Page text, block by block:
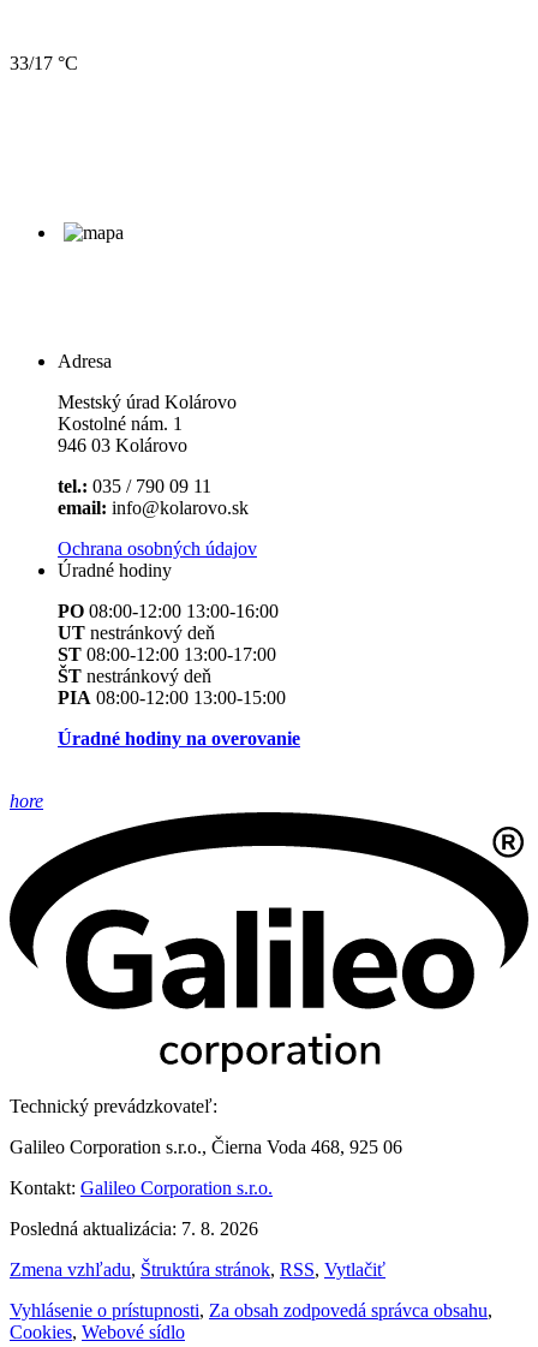
33/17 °C
Adresa
Mestský úrad Kolárovo
Kostolné nám. 1
946 03 Kolárovo
tel.: 035 / 790 09 11
email: info@kolarovo.sk
Ochrana osobných údajov
Úradné hodiny
PO 08:00-12:00 13:00-16:00
UT nestránkový deň
ST 08:00-12:00 13:00-17:00
ŠT nestránkový deň
PIA 08:00-12:00 13:00-15:00
Úradné hodiny na overovanie
hore
Technický prevádzkovateľ:
Galileo Corporation s.r.o., Čierna Voda 468, 925 06
Kontakt: Galileo Corporation s.r.o.
Posledná aktualizácia: 7. 8. 2026
Zmena vzhľadu, Štruktúra stránok, RSS, Vytlačiť
Vyhlásenie o prístupnosti, Za obsah zodpovedá správca obsahu,
Cookies, Webové sídlo